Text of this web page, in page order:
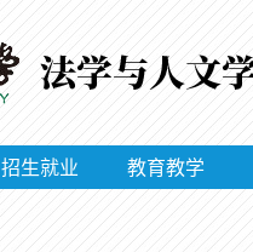
招生就业 教育教学